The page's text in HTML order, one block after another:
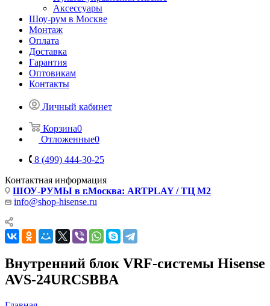
Аксессуары
Шоу-рум в Москве
Монтаж
Оплата
Доставка
Гарантия
Оптовикам
Контакты
Личный кабинет
Корзина0
Отложенные0
8 (499) 444-30-25
Контактная информация
ШОУ-РУМЫ в г.Москва: ARTPLAY / ТЦ М2
info@shop-hisense.ru
Внутренний блок VRF-системы Hisense
AVS-24URCSBBA